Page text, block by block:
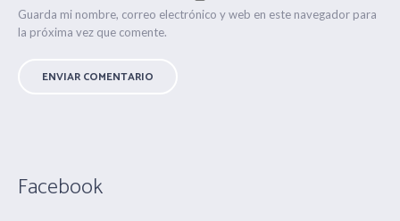
Guarda mi nombre, correo electrónico y web en este navegador para
la próxima vez que comente.
Facebook